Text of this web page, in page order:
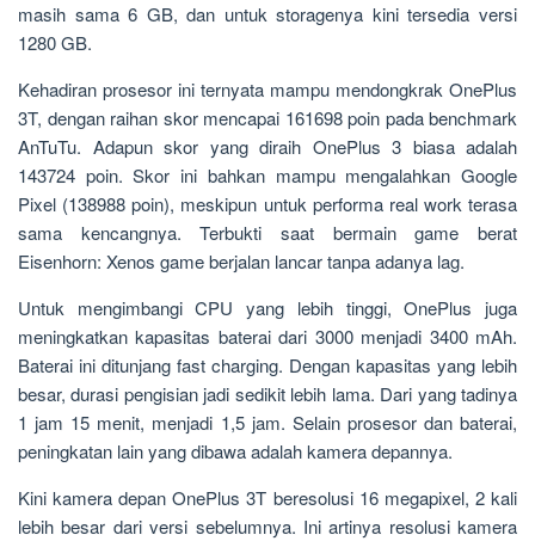
masih sama 6 GB, dan untuk storagenya kini tersedia versi
1280 GB.
Kehadiran prosesor ini ternyata mampu mendongkrak OnePlus
3T, dengan raihan skor mencapai 161698 poin pada benchmark
AnTuTu. Adapun skor yang diraih OnePlus 3 biasa adalah
143724 poin. Skor ini bahkan mampu mengalahkan Google
Pixel (138988 poin), meskipun untuk performa real work terasa
sama kencangnya. Terbukti saat bermain game berat
Eisenhorn: Xenos game berjalan lancar tanpa adanya lag.
Untuk mengimbangi CPU yang lebih tinggi, OnePlus juga
meningkatkan kapasitas baterai dari 3000 menjadi 3400 mAh.
Baterai ini ditunjang fast charging. Dengan kapasitas yang lebih
besar, durasi pengisian jadi sedikit lebih lama. Dari yang tadinya
1 jam 15 menit, menjadi 1,5 jam. Selain prosesor dan baterai,
peningkatan lain yang dibawa adalah kamera depannya.
Kini kamera depan OnePlus 3T beresolusi 16 megapixel, 2 kali
lebih besar dari versi sebelumnya. Ini artinya resolusi kamera